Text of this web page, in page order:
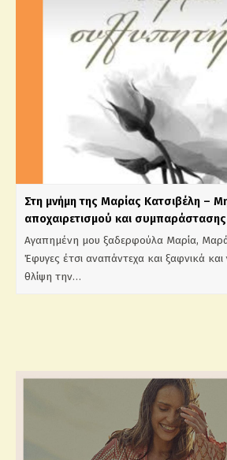
Στη μνήμη της Μαρίας Κατσιβέλη –
αποχαιρετισμού και συμπαράστασης
Αγαπημένη μου ξαδερφούλα Μαρία,
Έφυγες έτσι αναπάντεχα και ξαφνικά και
θλίψη την…